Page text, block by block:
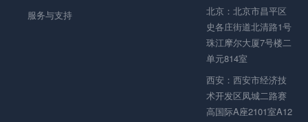
服务与支持
北京：北京市昌平区
史各庄街道北清路1号
珠江摩尔大厦7号楼二
单元814室
西安：西安市经济技
术开发区凤城二路赛
高国际A座2101室A12